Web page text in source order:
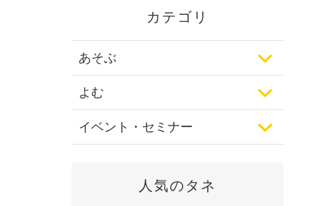
カテゴリ
あそぶ
よむ
イベント・セミナー
人気のタネ